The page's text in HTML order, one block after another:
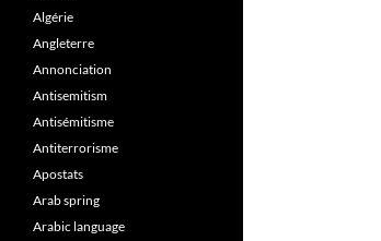
Algérie
Angleterre
Annonciation
Antisemitism
Antisémitisme
Antiterrorisme
Apostats
Arab spring
Arabic language